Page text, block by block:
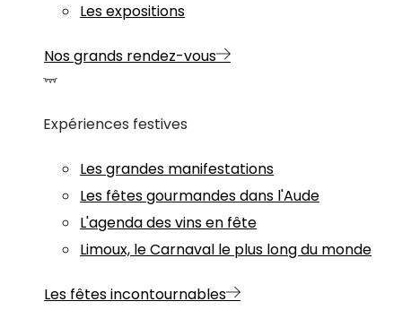
Les expositions
Nos grands rendez-vous
Expériences festives
Les grandes manifestations
Les fêtes gourmandes dans l'Aude
L'agenda des vins en fête
Limoux, le Carnaval le plus long du monde
Les fêtes incontournables